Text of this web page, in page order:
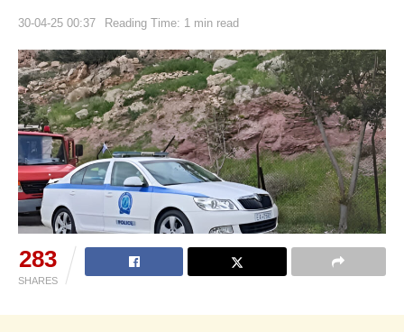
30-04-25 00:37 Reading Time: 1 min read
283
SHARES